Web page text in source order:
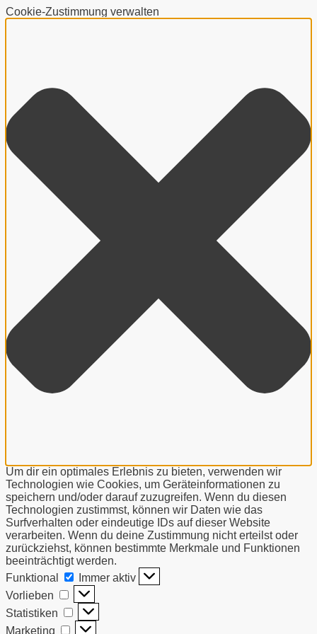
Cookie-Zustimmung verwalten
Um dir ein optimales Erlebnis zu bieten, verwenden wir
Technologien wie Cookies, um Geräteinformationen zu
speichern und/oder darauf zuzugreifen. Wenn du diesen
Technologien zustimmst, können wir Daten wie das
Surfverhalten oder eindeutige IDs auf dieser Website
verarbeiten. Wenn du deine Zustimmung nicht erteilst oder
zurückziehst, können bestimmte Merkmale und Funktionen
beeinträchtigt werden.
Funktional
Funktional
Immer aktiv
Vorlieben
Vorlieben
Statistiken
Statistiken
Marketing
Marketing